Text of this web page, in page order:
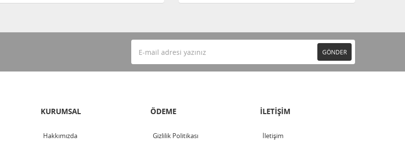
GÖNDER
KURUMSAL
Hakkımızda
ÖDEME
Gizlilik Politikası
İLETİŞİM
İletişim